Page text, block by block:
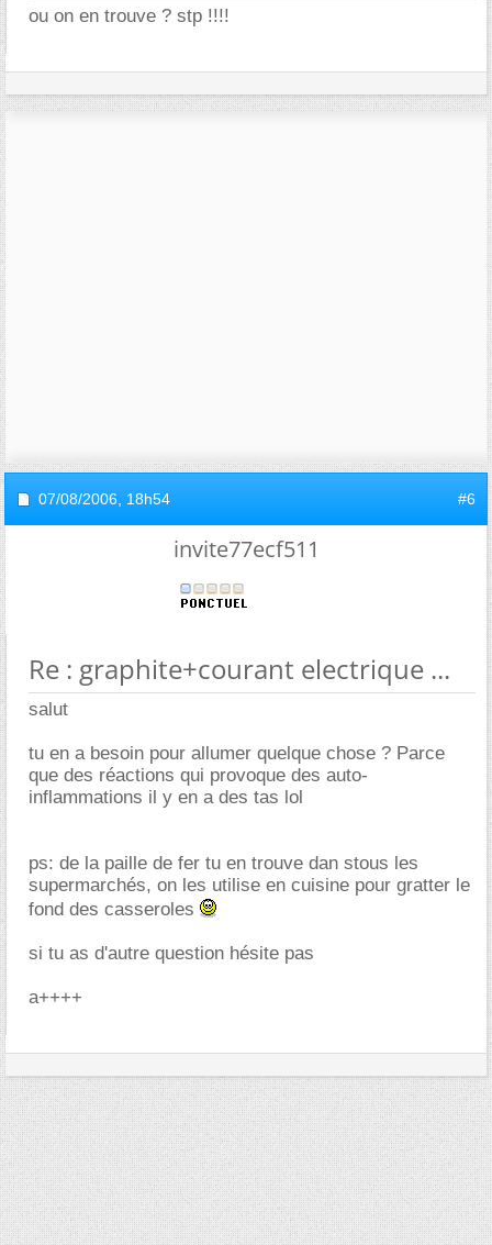
ou on en trouve ? stp !!!!
07/08/2006, 18h54 #6
invite77ecf511
Re : graphite+courant electrique ...
salut
tu en a besoin pour allumer quelque chose ? Parce
que des réactions qui provoque des auto-
inflammations il y en a des tas lol
ps: de la paille de fer tu en trouve dan stous les
supermarchés, on les utilise en cuisine pour gratter le
fond des casseroles
si tu as d'autre question hésite pas
a++++